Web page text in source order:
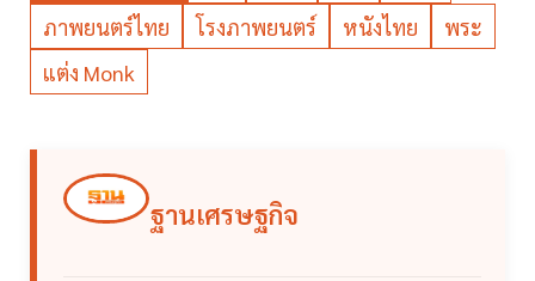
ภาพยนตร์ไทย
โรงภาพยนตร์ หนังไทย
พระ
แต่ง Monk
ฐานเศรษฐกิจ